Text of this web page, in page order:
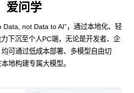
爱问学
Data, not Data to AI”，通过本地化、轻
下沉至个人PC端，无论是开发者、企
可通过低成本部署、多模型自由切
地构建专属大模型。